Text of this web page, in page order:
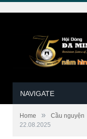
NAVIGATE
Home » Cầu nguyện
22.08.2025